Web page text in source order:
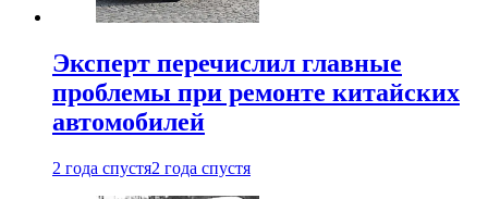
Эксперт перечислил главные
проблемы при ремонте китайских
автомобилей
2 года спустя2 года спустя